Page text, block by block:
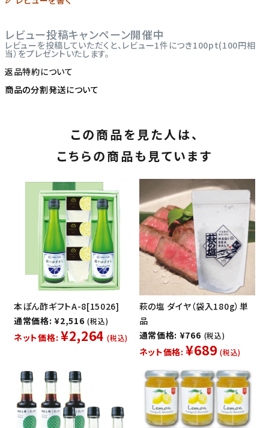
レビュー投稿キャンペーン開催中
レビューを投稿していただくと、レビュー1件につき100pt(100円相
当）をプレゼントいたします。
返品特約について
商品の分割発送について
この商品を見た人は、
こちらの商品も見ています
本ぽん酢ギフトA-8[15026]
通常価格: ¥2,516 (税込)
ネット価格: ¥2,264 (税込)
萩の塩 ダイヤ（袋入180g）単
品
通常価格: ¥766 (税込)
ネット価格: ¥689 (税込)